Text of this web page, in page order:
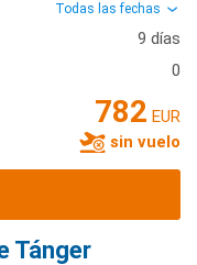
Todas las fechas
9 días
0
782 EUR
sin vuelo
Tánger